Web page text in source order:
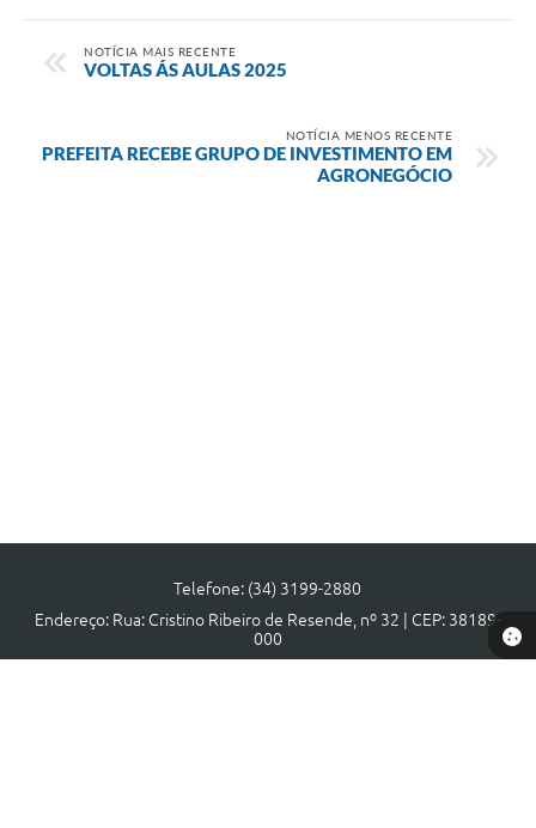
NOTÍCIA MAIS RECENTE
VOLTAS ÁS AULAS 2025
NOTÍCIA MENOS RECENTE
PREFEITA RECEBE GRUPO DE INVESTIMENTO EM
AGRONEGÓCIO
Telefone: (34) 3199-2880
Endereço: Rua: Cristino Ribeiro de Resende, nº 32 | CEP: 38189-
000